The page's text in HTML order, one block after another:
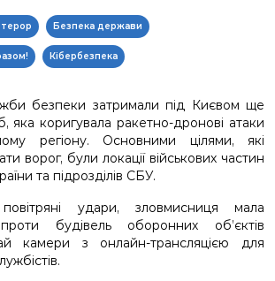
Безпека держави
Кібербезпека
безпеки затримали під Києвом ще
яка коригувала ракетно-дронові атаки
регіону. Основними цілями, які
ворог, були локації військових частин
та підрозділів СБУ.
удари, зловмисниця мала
будівель оборонних об’єктів
камери з онлайн-трансляцією для